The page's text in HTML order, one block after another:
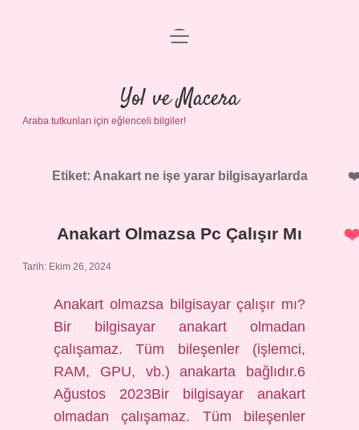
Anasayfa
Gizlilik Politikası
Yasal Uyarı
menüyü
Yol ve Macera
Araba tutkunları için eğlenceli bilgiler!
Etiket: Anakart ne işe yarar bilgisayarlarda
Anakart Olmazsa Pc Çalışır Mı
Tarih: Ekim 26, 2024
Anakart olmazsa bilgisayar çalışır mı?
Bir bilgisayar anakart olmadan
çalışamaz. Tüm bileşenler (işlemci,
RAM, GPU, vb.) anakarta bağlıdır.6
Ağustos 2023Bir bilgisayar anakart
olmadan çalışamaz. Tüm bileşenler